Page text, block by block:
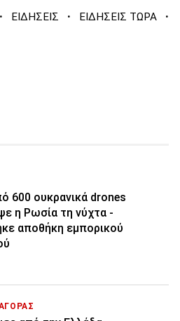
· ΕΙΔΗΣΕΙΣ · ΕΙΔΗΣΕΙΣ ΤΩΡΑ ·
600 ουκρανικά drones
η Ρωσία τη νύχτα -
αποθήκη εμπορικού